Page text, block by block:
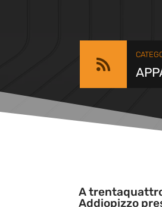

A
Addiopizzo